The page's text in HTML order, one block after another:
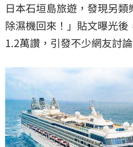
日本石垣島旅遊，發現另
除濕機回來！」貼文曝光後
1.2萬讚，引發不少網友討論